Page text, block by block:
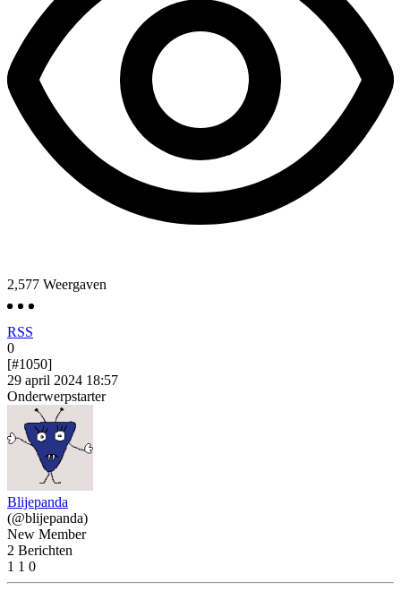
2,577 Weergaven
RSS
0
[#1050]
29 april 2024 18:57
Onderwerpstarter
Blijepanda
(@blijepanda)
New Member
2 Berichten
1 1 0